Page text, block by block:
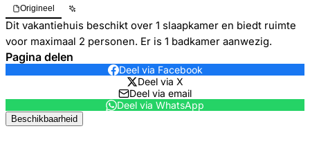
Origineel
Dit vakantiehuis beschikt over 1 slaapkamer en biedt ruimte
voor maximaal 2 personen. Er is 1 badkamer aanwezig.
Pagina delen
Deel via Facebook
Deel via X
Deel via email
Deel via WhatsApp
Beschikbaarheid